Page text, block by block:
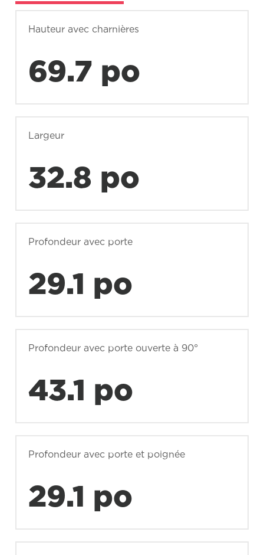
Hauteur avec charnières
69.7 po
Largeur
32.8 po
Profondeur avec porte
29.1 po
Profondeur avec porte ouverte à 90°
43.1 po
Profondeur avec porte et poignée
29.1 po